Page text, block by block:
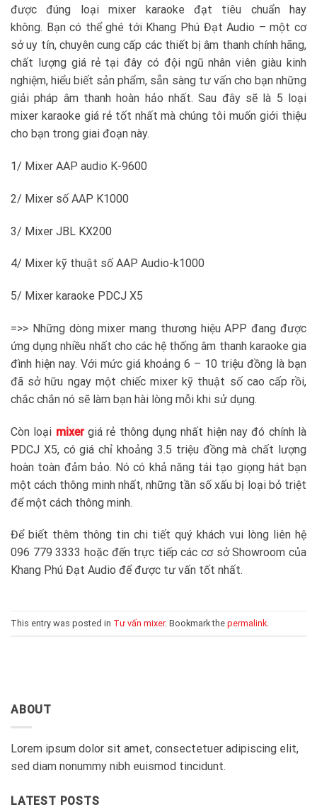
được đúng loại mixer karaoke đạt tiêu chuẩn hay
không. Bạn có thể ghé tới Khang Phú Đạt Audio – một cơ
sở uy tín, chuyên cung cấp các thiết bị âm thanh chính hãng,
chất lượng giá rẻ tại đây có đội ngũ nhân viên giàu kinh
nghiệm, hiểu biết sản phẩm, sẵn sàng tư vấn cho bạn những
giải pháp âm thanh hoàn hảo nhất. Sau đây sẽ là 5 loại
mixer karaoke giá rẻ tốt nhất mà chúng tôi muốn giới thiệu
cho bạn trong giai đoạn này.
1/ Mixer AAP audio K-9600
2/ Mixer số AAP K1000
3/ Mixer JBL KX200
4/ Mixer kỹ thuật số AAP Audio-k1000
5/ Mixer karaoke PDCJ X5
=>> Những dòng mixer mang thương hiệu APP đang được
ứng dụng nhiều nhất cho các hệ thống âm thanh karaoke gia
đình hiện nay. Với mức giá khoảng 6 – 10 triệu đồng là bạn
đã sở hữu ngay một chiếc mixer kỹ thuật số cao cấp rồi,
chắc chắn nó sẽ làm bạn hài lòng mỗi khi sử dụng.
Còn loại mixergiá rẻ thông dụng nhất hiện nay đó chính là
PDCJ X5, có giá chỉ khoảng 3.5 triệu đồng mà chất lượng
hoàn toàn đảm bảo. Nó có khả năng tái tạo giọng hát bạn
một cách thông minh nhất, những tần số xấu bị loại bỏ triệt
để một cách thông minh.
Để biết thêm thông tin chi tiết quý khách vui lòng liên hệ
096 779 3333 hoặc đến trực tiếp các cơ sở Showroom của
Khang Phú Đạt Audio để được tư vấn tốt nhất.
This entry was posted in Tư vấn mixer. Bookmark the permalink
ABOUT
Lorem ipsum dolor sit amet, consectetuer adipiscing elit,
sed diam nonummy nibh euismod tincidunt.
LATEST POSTS